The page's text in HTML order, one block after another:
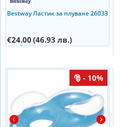
Bestway Ластик за плуване 26033
€24.00 (46.93 лв.)
- 10%